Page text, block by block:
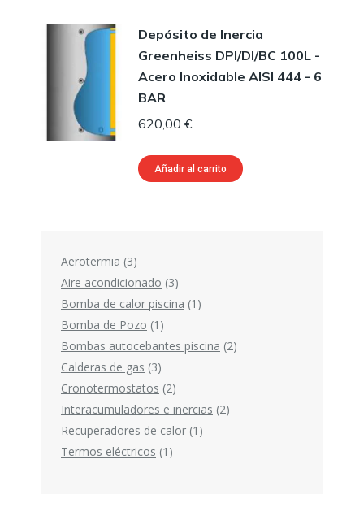
Depósito de Inercia
Greenheiss DPI/DI/BC 100L -
Acero Inoxidable AISI 444 - 6
BAR
620,00 €
Añadir al carrito
Aerotermia 33
productos
Aire acondicionado 33
productos
Bomba de calor piscina 1 1
Bomba de Pozo 1 1
producto
Bombas autocebantes piscina 22
Calderas de gas 33
productos
Cronotermostatos 22
productos
Interacumuladores e inercias 22
Recuperadores de calor 1 1
Termos eléctricos 1 1